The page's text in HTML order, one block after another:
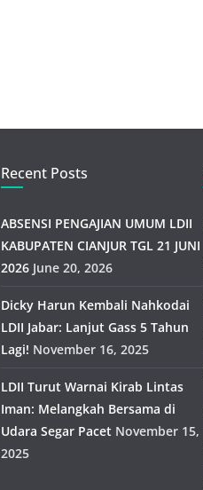
Recent Posts
ABSENSI PENGAJIAN UMUM LDII
KABUPATEN CIANJUR TGL 21 JUNI
2026 June 20, 2026
Dicky Harun Kembali Nahkodai
LDII Jabar: Lanjut Gass 5 Tahun
Lagi! November 16, 2025
LDII Turut Warnai Kirab Lintas
Iman: Melangkah Bersama di
Udara Segar Pacet November 15,
2025